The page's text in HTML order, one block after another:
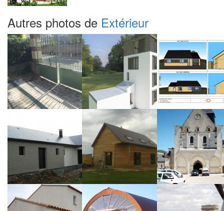
Autres photos de Extérieur